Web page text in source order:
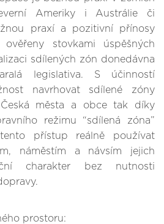
Ameriky i Austrálie či
praxí a pozitivní přínosy
stovkami úspěšných
sdílených zón donedávna
legislativa. S účinností
navrhovat sdílené zóny
města a obce tak díky
režimu “sdílená zóna”
přístup reálně používat
náměstím a návsím jejich
charakter bez nutnosti
prostoru: